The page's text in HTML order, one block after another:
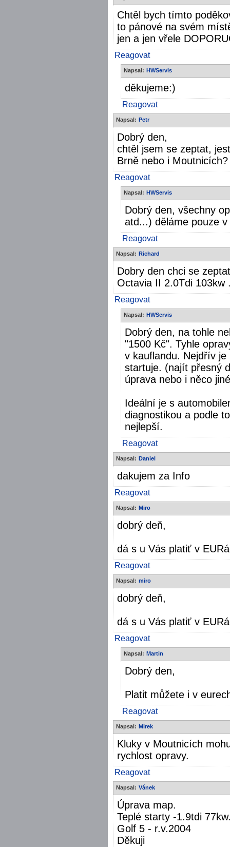
Chtěl bych tímto
to pánové na svém
jen a jen vřele
Reagovat
Napsal: HWServis
děkujeme:)
Reagovat
Napsal: Petr
Dobrý den,
chtěl jsem se zeptat,
Brně nebo i Moutnicích?
Reagovat
Napsal: HWServis
Dobrý den, všechny
atd...) děláme pouze
Reagovat
Napsal: Richard
Dobry den chci se
Octavia II 2.0Tdi 103kw
Reagovat
Napsal: HWServis
Dobrý den, na tohle
"1500 Kč". Tyhle
v kauflandu. Nejdřív
startuje. (najít přesný
úprava nebo i něco
Ideální je s
diagnostikou a podle
nejlepší.
Reagovat
Napsal: Daniel
dakujem za Info
Reagovat
Napsal: Miro
dobrý deň,
dá s u Vás platiť v
Reagovat
Napsal: miro
dobrý deň,
dá s u Vás platiť v
Reagovat
Napsal: Martin
Dobrý den,
Platit můžete i v
Reagovat
Napsal: Mirek
Kluky v Moutnicích
rychlost opravy.
Reagovat
Napsal: Vánek
Úprava map.
Teplé starty -1.9tdi
Golf 5 - r.v.2004
Děkuji